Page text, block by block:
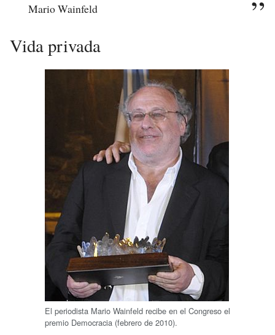
Mario Wainfeld
Vida privada
El periodista Mario Wainfeld recibe en el Congreso el
premio Democracia (febrero de 2010).